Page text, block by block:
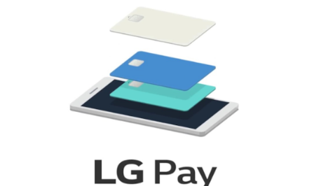
生成式AI與雲端應用
Enterprise Digital Transformation